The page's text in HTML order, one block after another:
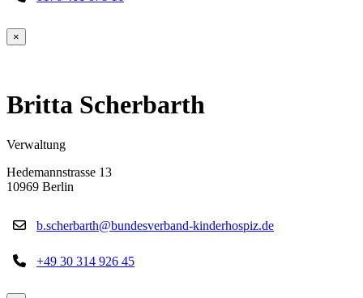
×
Britta Scherbarth
Verwaltung
Hedemannstrasse 13
10969 Berlin
b.scherbarth@bundesverband-kinderhospiz.de
+49 30 314 926 45